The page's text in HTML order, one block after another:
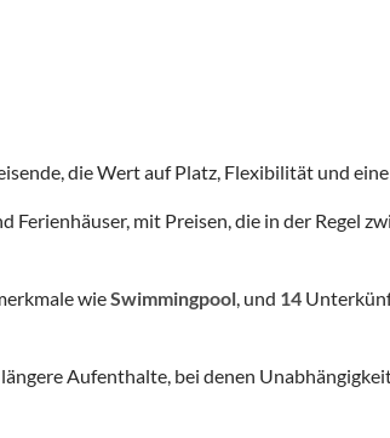
die Wert auf Platz, Flexibilität und
Ferienhäuser, mit Preisen, die in der Regel
wieSwimmingpool, und 14
Aufenthalte, bei denen